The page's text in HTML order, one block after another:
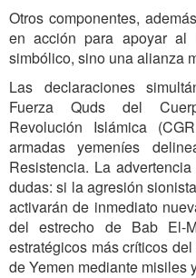
Otros componentes,
en acción para apoyar
simbólico, sino una alianza
Las declaraciones
Fuerza Quds del
Revolución Islámica
armadas yemeníes
Resistencia. La
dudas: si la agresión
activarán de inmediato
del estrecho de Bab El-
estratégicos más críticos
de Yemen mediante misiles